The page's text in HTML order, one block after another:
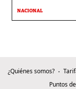
NACIONAL
¿Quiénes somos?
Puntos